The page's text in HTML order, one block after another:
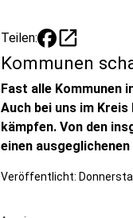
Teilen: open_in_new
Kommunen
Fast alle Kommunen
Auch bei uns im
kämpfen. Von den
einen
Veröffentlicht: